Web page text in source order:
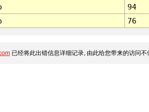
94
76
已经将此出错信息详细记录, 由此给您带来的访问不